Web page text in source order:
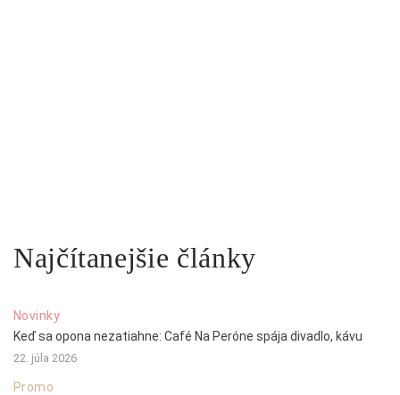
Najčítanejšie články
Novinky
Keď sa opona nezatiahne: Café Na Peróne spája divadlo, kávu
22. júla 2026
Promo